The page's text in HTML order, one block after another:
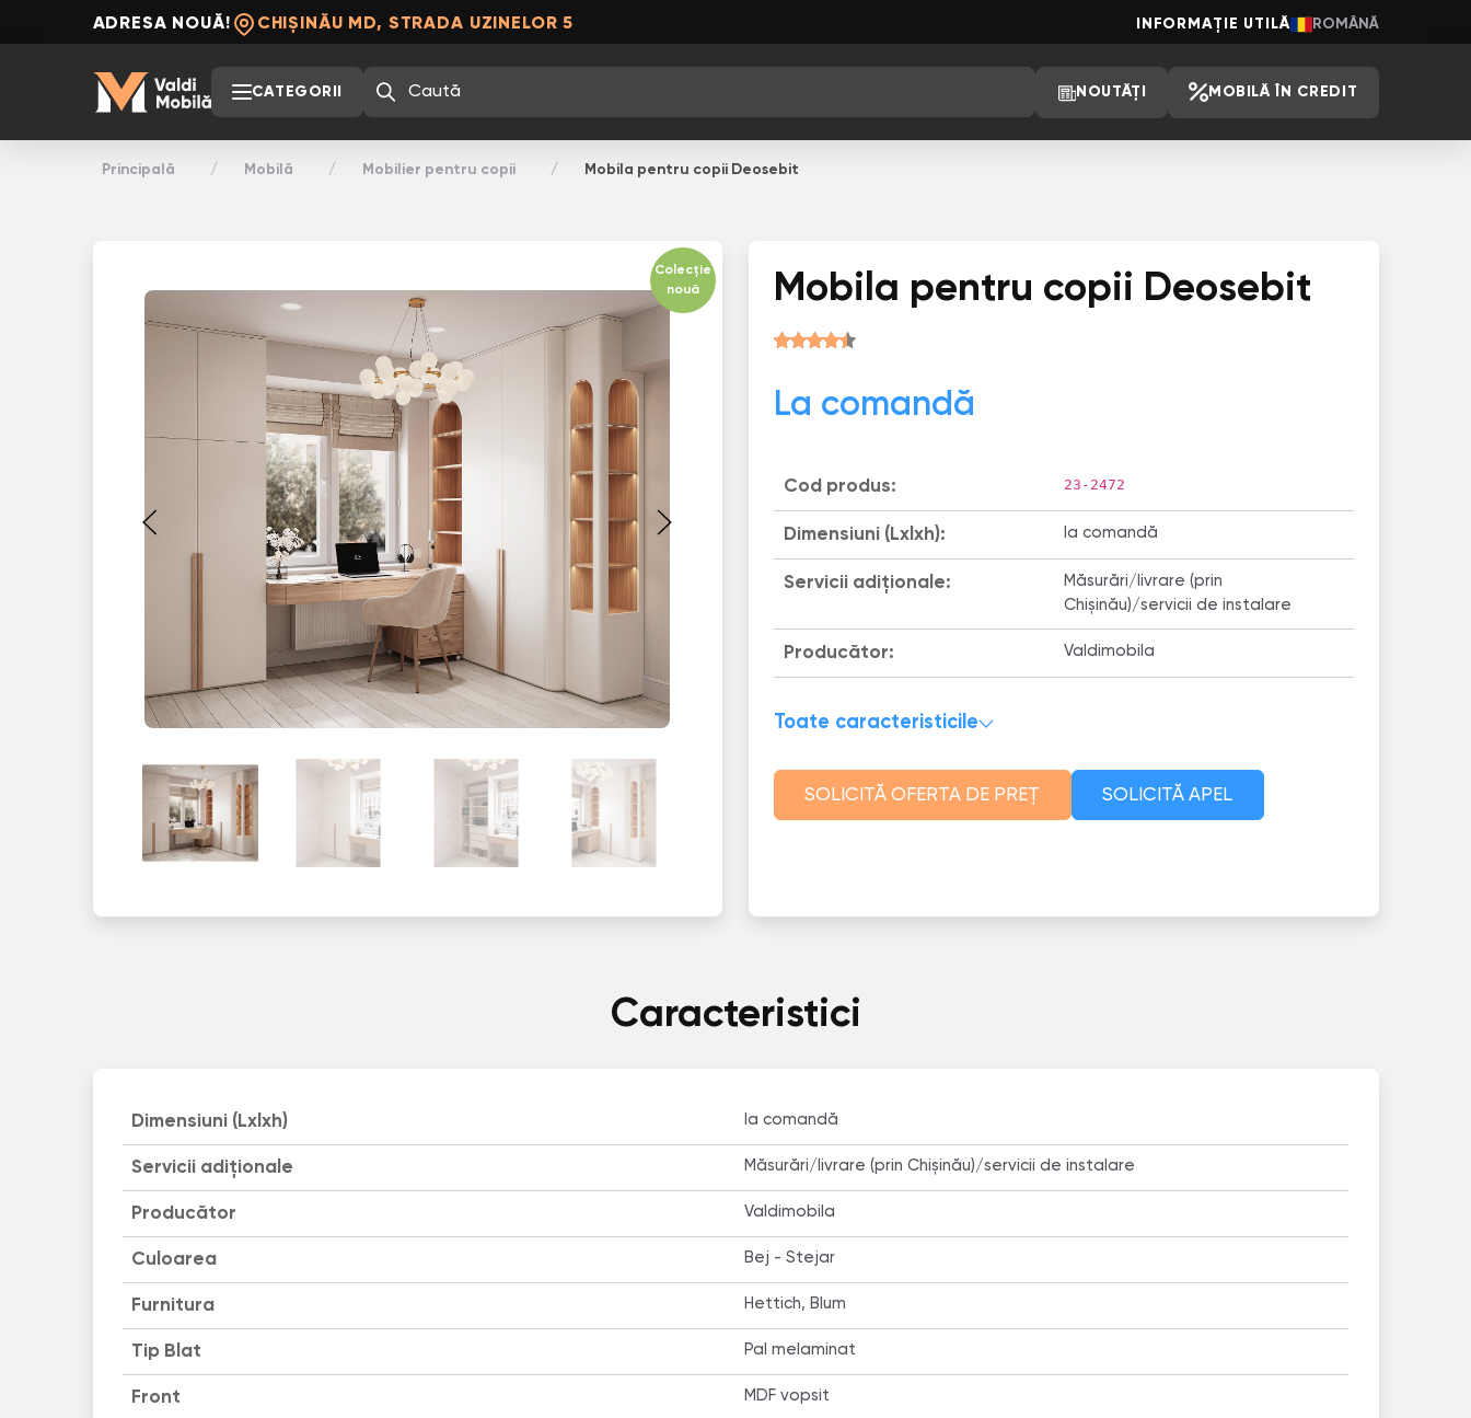
ADRESA NOUĂ! CHIȘINĂU MD, STRADA UZINELOR 5 INFORMAȚIE UTILĂ ROMÂNĂ
CATEGORII NOUTĂȚI MOBILĂ ÎN CREDIT
Principală Mobilă Mobilier pentru copii Mobila pentru copii Deosebit
Colecție
nouă
Mobila pentru copii Deosebit
La comandă
Cod produs: 23-2472
Dimensiuni (Lxlxh): la comandă
Servicii adiționale:
Măsurări/livrare (prin
Chișinău)/servicii de instalare
Producător: Valdimobila
Toate caracteristicile
SOLICITĂ OFERTA DE PREȚ SOLICITĂ APEL
Caracteristici
Dimensiuni (Lxlxh) la comandă
Servicii adiționale Măsurări/livrare (prin Chișinău)/servicii de instalare
Producător Valdimobila
Culoarea Bej - Stejar
Furnitura Hettich, Blum
Tip Blat Pal melaminat
Front MDF vopsit